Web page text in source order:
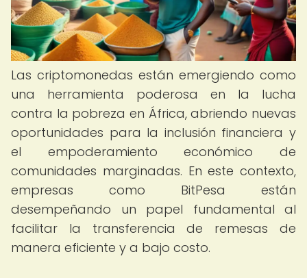
Las criptomonedas están emergiendo como
una herramienta poderosa en la lucha
contra la pobreza en África, abriendo nuevas
oportunidades para la inclusión financiera y
el empoderamiento económico de
comunidades marginadas. En este contexto,
empresas como BitPesa están
desempeñando un papel fundamental al
facilitar la transferencia de remesas de
manera eficiente y a bajo costo.